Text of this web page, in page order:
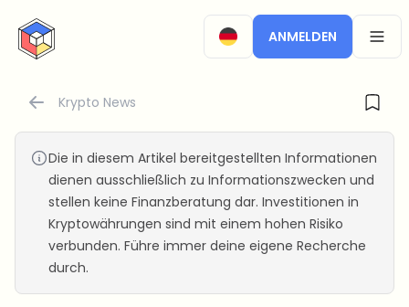
CryptoTicker
ANMELDEN
Krypto News
Die in diesem Artikel bereitgestellten Informationen
dienen ausschließlich zu Informationszwecken und
stellen keine Finanzberatung dar. Investitionen in
Kryptowährungen sind mit einem hohen Risiko
verbunden. Führe immer deine eigene Recherche
durch.